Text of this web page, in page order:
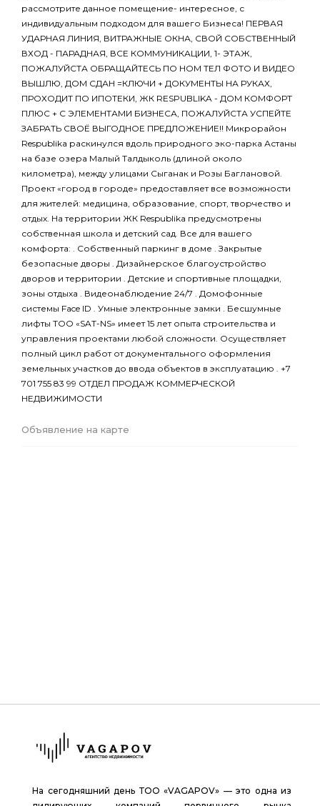
рассмотрите данное помещение- интересное, с
индивидуальным подходом для вашего Бизнеса! ПЕРВАЯ
УДАРНАЯ ЛИНИЯ, ВИТРАЖНЫЕ ОКНА, СВОЙ СОБСТВЕННЫЙ
ВХОД - ПАРАДНАЯ, ВСЕ КОММУНИКАЦИИ, 1- ЭТАЖ,
ПОЖАЛУЙСТА ОБРАЩАЙТЕСЬ ПО НОМ ТЕЛ ФОТО И ВИДЕО
ВЫШЛЮ, ДОМ СДАН =КЛЮЧИ + ДОКУМЕНТЫ НА РУКАХ,
ПРОХОДИТ ПО ИПОТЕКИ, ЖК RESPUBLIKA - ДОМ КОМФОРТ
ПЛЮС + С ЭЛЕМЕНТАМИ БИЗНЕСА, ПОЖАЛУЙСТА УСПЕЙТЕ
ЗАБРАТЬ СВОЁ ВЫГОДНОЕ ПРЕДЛОЖЕНИЕ!! Микрорайон
Respublika раскинулся вдоль природного эко-парка Астаны
на базе озера Малый Талдыколь (длиной около
километра), между улицами Сыганак и Розы Баглановой.
Проект «город в городе» предоставляет все возможности
для жителей: медицина, образование, спорт, творчество и
отдых. На территории ЖК Respublika предусмотрены
собственная школа и детский сад. Все для вашего
комфорта: . Собственный паркинг в доме . Закрытые
безопасные дворы . Дизайнерское благоустройство
дворов и территории . Детские и спортивные площадки,
зоны отдыха . Видеонаблюдение 24/7 . Домофонные
системы Face ID . Умные электронные замки . Бесшумные
лифты ТОО «SAT-NS» имеет 15 лет опыта строительства и
управления проектами любой сложности. Осуществляет
полный цикл работ от документального оформления
земельных участков до ввода объектов в эксплуатацию . +7
701 755 83 99 ОТДЕЛ ПРОДАЖ КОММЕРЧЕСКОЙ
НЕДВИЖИМОСТИ
Объявление на карте
На сегодняшний день ТОО «VAGAPOV» — это одна из